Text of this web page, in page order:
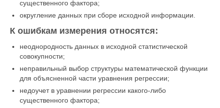
существенного фактора;
округление данных при сборе исходной информации.
К ошибкам измерения относятся:
неоднородность данных в исходной статистической
совокупности;
неправильный выбор структуры математической функции
для объясненной части уравнения регрессии;
недоучет в уравнении регрессии какого-либо
существенного фактора;